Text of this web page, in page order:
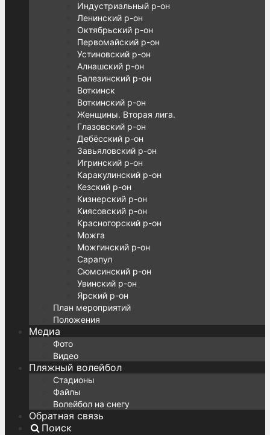
Индустриальный р-он
Ленинский р-он
Октябрьский р-он
Первомайский р-он
Устиновский р-он
Алнашский р-он
Балезинский р-он
Воткинск
Воткинский р-он
Женщины. Вторая лига.
Глазовский р-он
Дебёсский р-он
Завьяловский р-он
Игринский р-он
Каракулинский р-он
Кезский р-он
Кизнерский р-он
Киясовский р-он
Красногорский р-он
Можга
Можгинский р-он
Сарапул
Сюмсинский р-он
Увинский р-он
Ярский р-он
План мероприятий
Положения
Медиа
Фото
Видео
Пляжный волейбол
Стадионы
Файлы
Волейбол на снегу
Обратная связь
Поиск